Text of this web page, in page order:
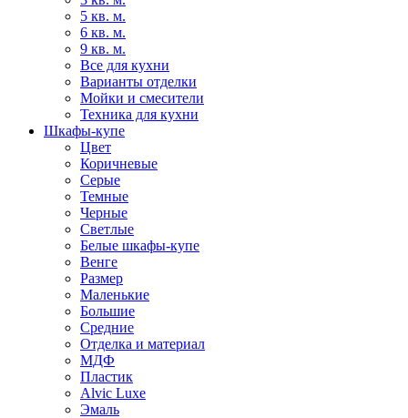
5 кв. м.
6 кв. м.
9 кв. м.
Все для кухни
Варианты отделки
Мойки и смесители
Техника для кухни
Шкафы-купе
Цвет
Коричневые
Серые
Темные
Черные
Светлые
Белые шкафы-купе
Венге
Размер
Маленькие
Большие
Средние
Отделка и материал
МДФ
Пластик
Alvic Luxe
Эмаль